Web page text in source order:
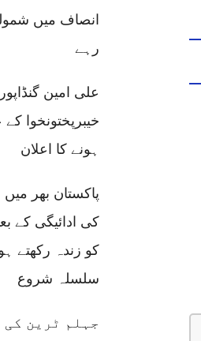
انصاف میں
رہے
علی امین
خیبرپختونخوا
ہونے کا اعلان
پاکستان بھر
کی ادائیگی کے
کو زندہ رکھتے
سلسلہ شروع
جہلم ٹرین کی